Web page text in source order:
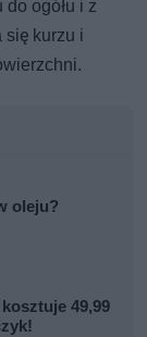
ogółu i z
się kurzu i
oleju?
49,99